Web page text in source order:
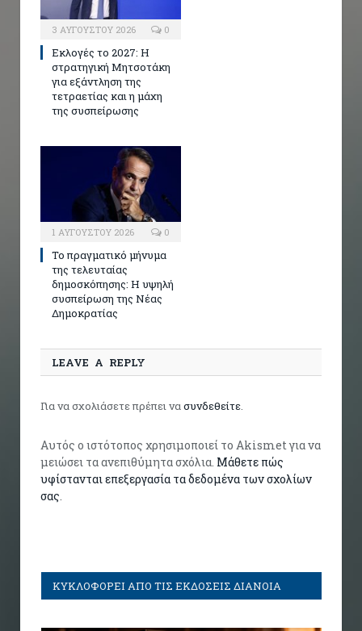
3 ΑΥΓΟΎΣΤΟΥ 2026 0
Εκλογές το 2027: Η
στρατηγική Μητσοτάκη
για εξάντληση της
τετραετίας και η μάχη
της συσπείρωσης
1 ΑΥΓΟΎΣΤΟΥ 2026 0
Το πραγματικό μήνυμα
της τελευταίας
δημοσκόπησης: Η υψηλή
συσπείρωση της Νέας
Δημοκρατίας
LEAVE A REPLY
Για να σχολιάσετε πρέπει νασυνδεθείτε.
Αυτός ο ιστότοπος χρησιμοποιεί το Akismet για να
μειώσει τα ανεπιθύμητα σχόλια. Μάθετε πώς
υφίστανται επεξεργασία τα δεδομένα των σχολίων
σας
ΚΥΚΛΟΦΟΡΕΙ ΑΠΟ ΤΙΣ ΕΚΔΟΣΕΙΣ ΔΙΑΝΟΙΑ